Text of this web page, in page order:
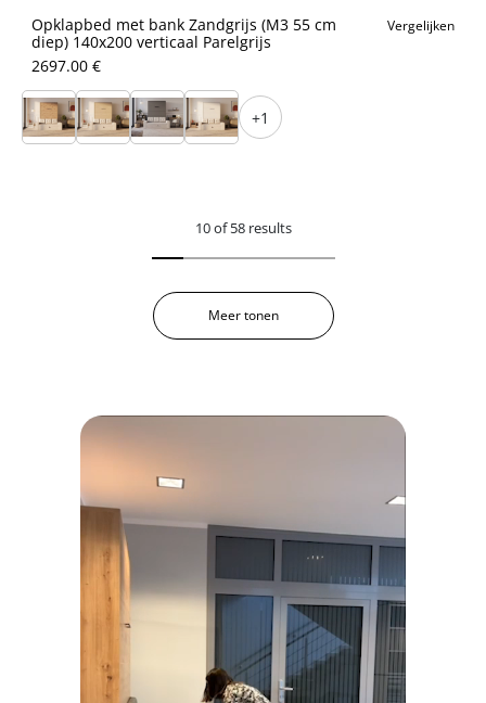
Opklapbed met bank Zandgrijs (M3 55 cm
diep) 140x200 verticaal Parelgrijs
Vergelijken
2697.00 €
+1
10 of 58 results
Meer tonen